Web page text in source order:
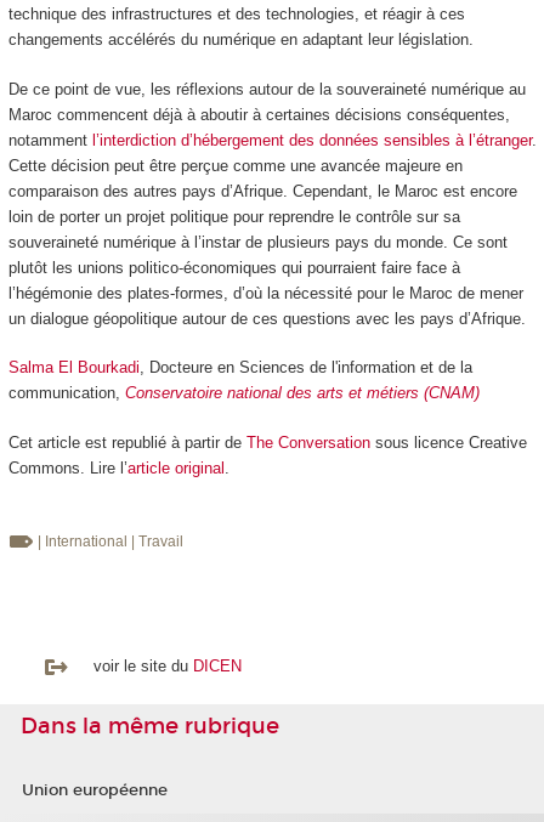
technique des infrastructures et des technologies, et réagir à ces
changements accélérés du numérique en adaptant leur législation.
De ce point de vue, les réflexions autour de la souveraineté numérique au
Maroc commencent déjà à aboutir à certaines décisions conséquentes,
notamment l’interdiction d’hébergement des données sensibles à l’étranger.
Cette décision peut être perçue comme une avancée majeure en
comparaison des autres pays d’Afrique. Cependant, le Maroc est encore
loin de porter un projet politique pour reprendre le contrôle sur sa
souveraineté numérique à l’instar de plusieurs pays du monde. Ce sont
plutôt les unions politico-économiques qui pourraient faire face à
l’hégémonie des plates-formes, d’où la nécessité pour le Maroc de mener
un dialogue géopolitique autour de ces questions avec les pays d’Afrique.
Salma El Bourkadi, Docteure en Sciences de l'information et de la
communication, Conservatoire national des arts et métiers (CNAM)
Cet article est republié à partir de The Conversationsous licence Creative
Commons. Lire l’article original
| International | Travail
voir le site du DICEN
Dans la même rubrique
Union européenne